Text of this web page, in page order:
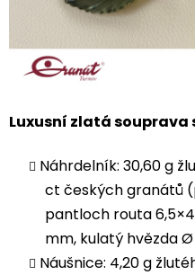
Luxusní zlatá
Náhrdelník: 30,60 g
ct českých granátů
pantloch routa
mm, kulatý hvězda
Náušnice: 4,20 g